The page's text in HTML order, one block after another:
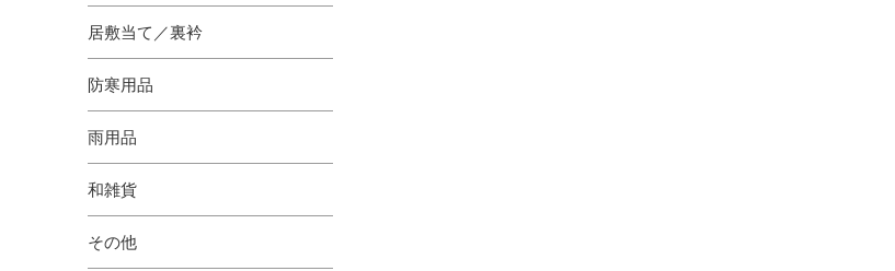
居敷当て／裏衿
防寒用品
雨用品
和雑貨
その他